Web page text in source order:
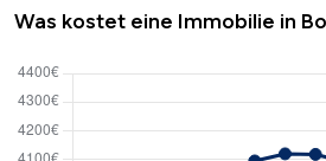
Was kostet eine Immobilie in